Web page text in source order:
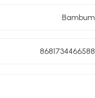
Bambum
8681734466588